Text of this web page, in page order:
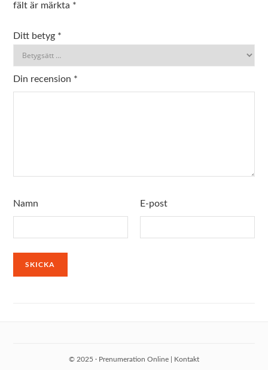
fält är märkta *
Ditt betyg *
Din recension *
Namn E-post
© 2025 · Prenumeration Online | Kontakt